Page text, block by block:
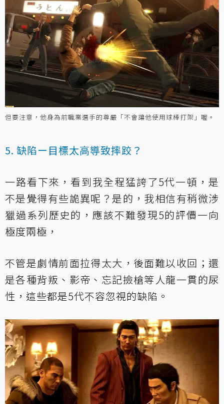
但要注意，他身為前職業選手的尊嚴「不會讓他使用球棒打架」喔。
5. 缺陷ー目標太高導致摔跤？
一路看下來，看到我全程猛誇了5代一頓，是
不是覺得有些詭異呢？是的，我相信有稍微涉
獵過系列歷史的，應該不難發現5的評價一向
極度兩極，
不管是劇情前面拉得太大，後面難以收回；還
是各種背叛、影帝、忘記撿槍等人龍一貫的尿
性，這些都是5代不容忽視的缺陷。